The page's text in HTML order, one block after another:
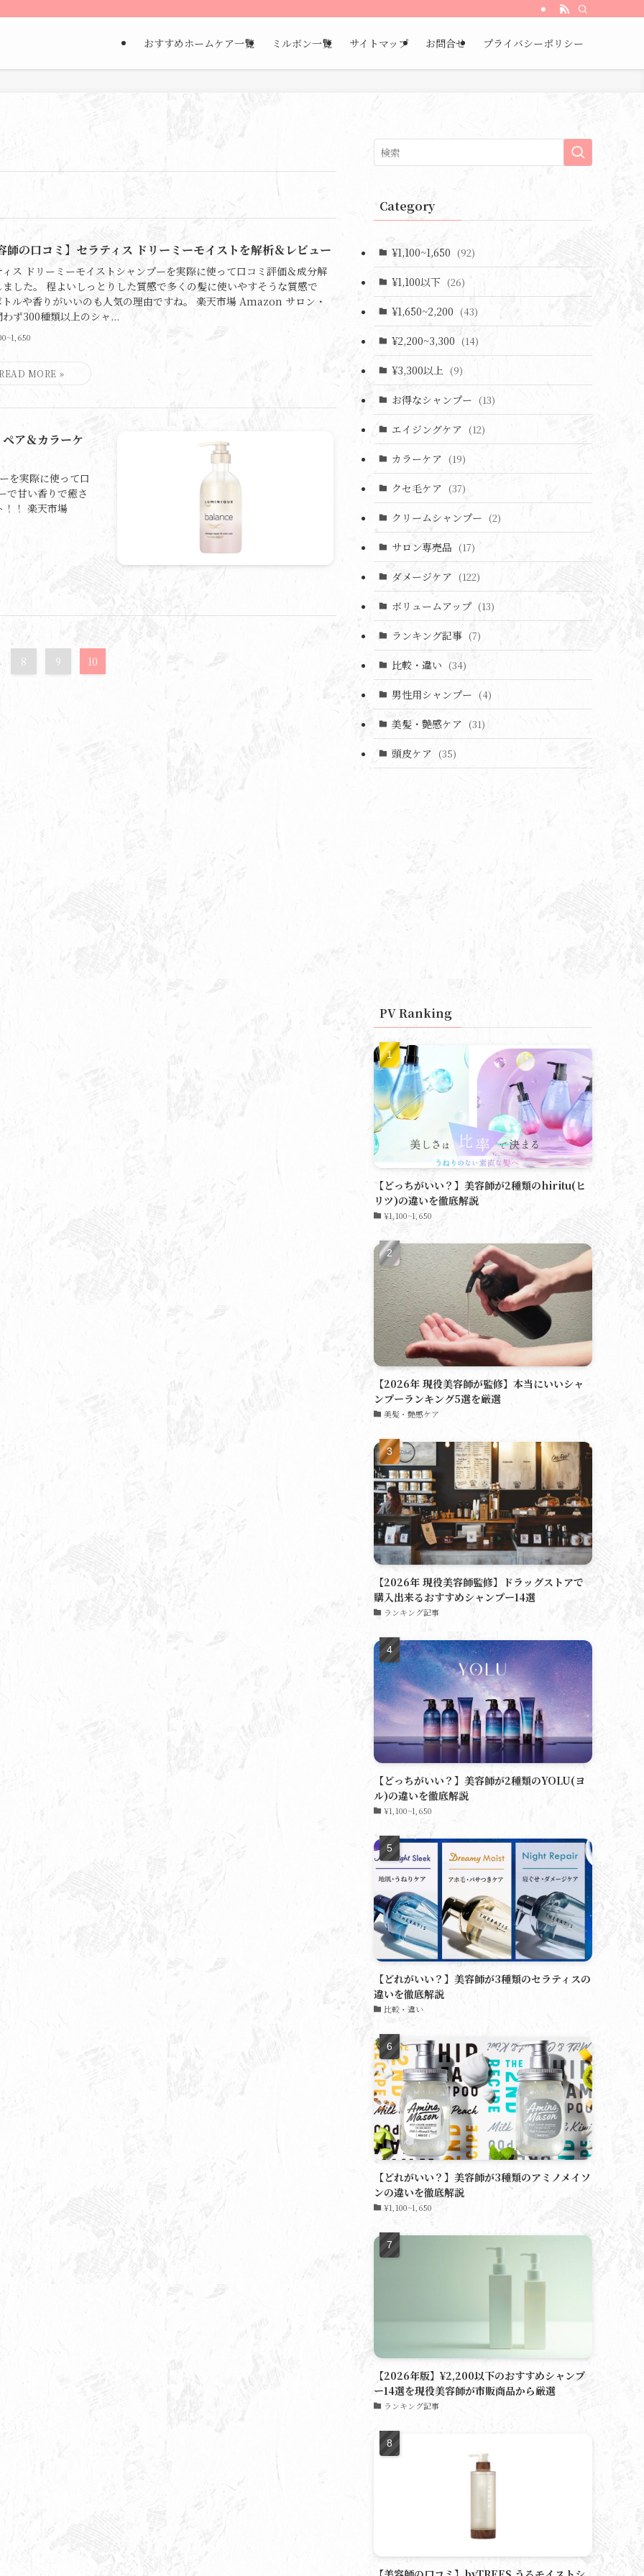
おすすめホームケア一覧 ミルボン一覧 サイトマップ お問合せ プライバシーポリシー
師の口コミ】セラティス ドリーミーモイストを解析＆レビュー
ィス ドリーミーモイストシャンプーを実際に使って口コミ評価＆成分解
ました。 程よいしっとりした質感で多くの髪に使いやすそうな質感で
トルや香りがいいのも人気の理由ですね。 楽天市場 Amazon サロン・
わず300種類以上のシャ...
ア＆カラーケ
を実際に使って口
で甘い香りで癒さ
！！ 楽天市場
8 9 10
Category
¥1,100~1,650 (92)
¥1,100以下 (26)
¥1,650~2,200 (43)
¥2,200~3,300 (14)
¥3,300以上 (9)
お得なシャンプー (13)
エイジングケア (12)
カラーケア (19)
クセ毛ケア (37)
クリームシャンプー (2)
サロン専売品 (17)
ダメージケア (122)
ボリュームアップ (13)
ランキング記事 (7)
比較・違い (34)
男性用シャンプー (4)
美髪・艶感ケア (31)
頭皮ケア (35)
PV Ranking
【どっちがいい？】美容師が2種類のhiritu(ヒ
リツ)の違いを徹底解説
¥1,100~1,650
【2026年 現役美容師が監修】本当にいいシャ
ンプーランキング5選を厳選
美髪・艶感ケア
【2026年 現役美容師監修】ドラッグストアで
購入出来るおすすめシャンプー14選
ランキング記事
【どっちがいい？】美容師が2種類のYOLU(ヨ
ル)の違いを徹底解説
¥1,100~1,650
【どれがいい？】美容師が3種類のセラティスの
違いを徹底解説
比較・違い
【どれがいい？】美容師が3種類のアミノメイソ
ンの違いを徹底解説
¥1,100~1,650
【2026年版】¥2,200以下のおすすめシャンプ
ー14選を現役美容師が市販商品から厳選
ランキング記事